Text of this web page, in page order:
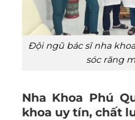
Đội ngũ bác sĩ nha
sóc răng
Nha Khoa Phú
khoa uy tín, chất